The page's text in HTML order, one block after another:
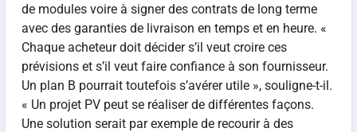
de modules voire à signer des contrats de long terme
avec des garanties de livraison en temps et en heure. «
Chaque acheteur doit décider s’il veut croire ces
prévisions et s’il veut faire confiance à son fournisseur.
Un plan B pourrait toutefois s’avérer utile », souligne-t-il.
« Un projet PV peut se réaliser de différentes façons.
Une solution serait par exemple de recourir à des